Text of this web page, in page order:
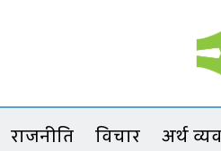
राजनीति विचार अर्थ